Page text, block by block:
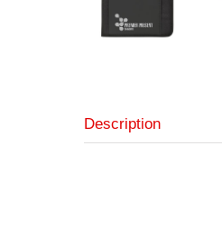
Description